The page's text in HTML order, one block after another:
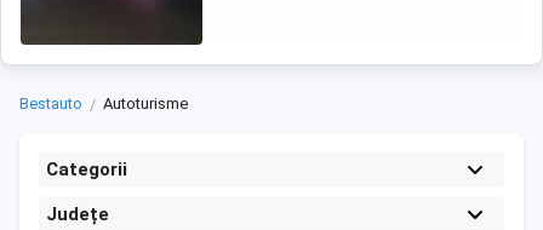
Bestauto Autoturisme
Categorii
Județe